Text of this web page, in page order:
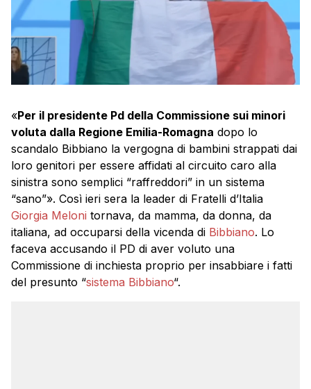
«Per il presidente Pd della Commissione sui minori
voluta dalla Regione Emilia-Romagna dopo lo
scandalo Bibbiano la vergogna di bambini strappati dai
loro genitori per essere affidati al circuito caro alla
sinistra sono semplici “raffreddori” in un sistema
“sano”». Così ieri sera la leader di Fratelli d’Italia
Giorgia Meloni tornava, da mamma, da donna, da
italiana, ad occuparsi della vicenda di Bibbiano. Lo
faceva accusando il PD di aver voluto una
Commissione di inchiesta proprio per insabbiare i fatti
del presunto “sistema Bibbiano“.